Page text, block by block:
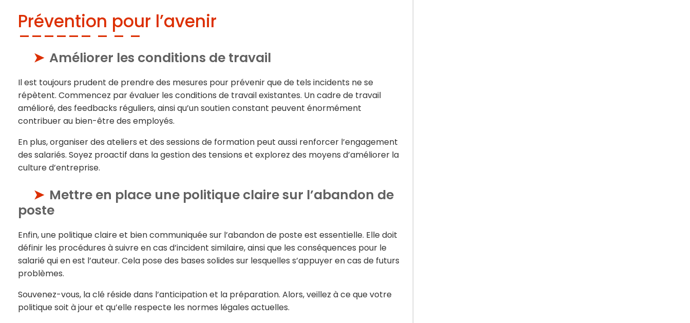
Prévention pour l’avenir
Améliorer les conditions de travail
Il est toujours prudent de prendre des mesures pour prévenir que de tels incidents ne se
répètent. Commencez par évaluer les conditions de travail existantes. Un cadre de travail
amélioré, des feedbacks réguliers, ainsi qu’un soutien constant peuvent énormément
contribuer au bien-être des employés.
En plus, organiser des ateliers et des sessions de formation peut aussi renforcer l’engagement
des salariés. Soyez proactif dans la gestion des tensions et explorez des moyens d’améliorer la
culture d’entreprise.
Mettre en place une politique claire sur l’abandon de
poste
Enfin, une politique claire et bien communiquée sur l’abandon de poste est essentielle. Elle doit
définir les procédures à suivre en cas d’incident similaire, ainsi que les conséquences pour le
salarié qui en est l’auteur. Cela pose des bases solides sur lesquelles s’appuyer en cas de futurs
problèmes.
Souvenez-vous, la clé réside dans l’anticipation et la préparation. Alors, veillez à ce que votre
politique soit à jour et qu’elle respecte les normes légales actuelles.